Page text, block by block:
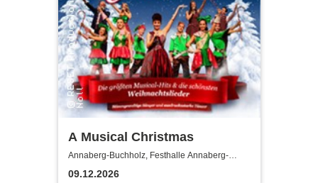
A Musical Christmas
Annaberg-Buchholz, Festhalle Annaberg-
Buchholz
09.12.2026